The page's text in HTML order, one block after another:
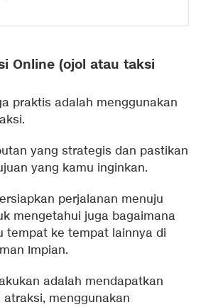
Online (ojol atau taksi
praktis adalah menggunakan
yang strategis dan pastikan
yang kamu inginkan.
perjalanan menuju
mengetahui juga bagaimana
tempat ke tempat lainnya di
Impian.
adalah mendapatkan
menggunakan